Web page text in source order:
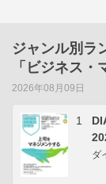
ジャンル別ラ
「ビジネス・
2026年08月09日
1
ダ